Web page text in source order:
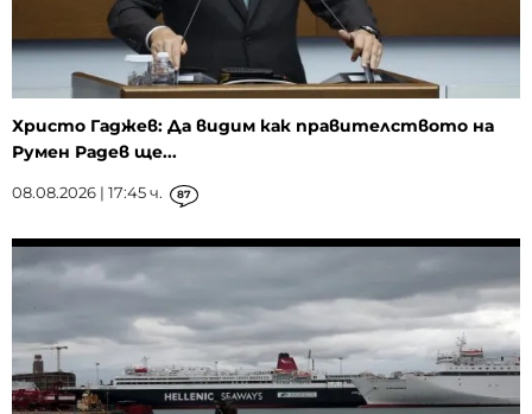
Христо Гаджев: Да видим как правителството на
Румен Радев ще...
08.08.2026 | 17:45 ч. 87